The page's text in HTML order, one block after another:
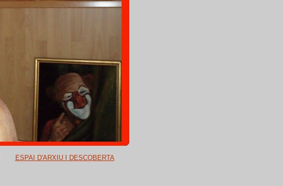
ESPAI D'ARXIU I DESCOBERTA